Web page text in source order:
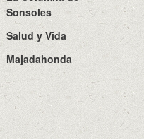
Sonsoles
Salud y Vida
Majadahonda